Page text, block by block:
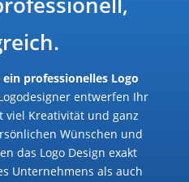
professionelles Logo
entwerfen Ihr
viel Kreativität und ganz
Wünschen und
das Logo Design exakt
Unternehmens als auch